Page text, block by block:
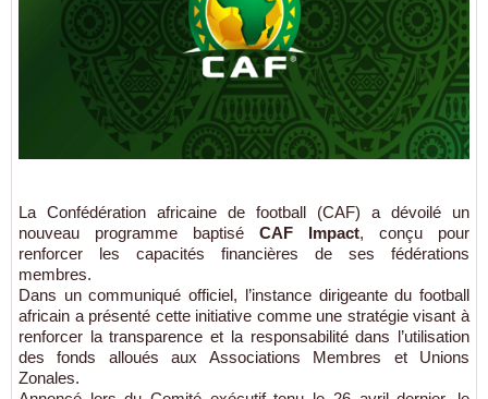
La Confédération africaine de football (CAF) a dévoilé un
nouveau programme baptisé CAF Impact, conçu pour
renforcer les capacités financières de ses fédérations
membres.
Dans un communiqué officiel, l’instance dirigeante du football
africain a présenté cette initiative comme une stratégie visant à
renforcer la transparence et la responsabilité dans l’utilisation
des fonds alloués aux Associations Membres et Unions
Zonales.